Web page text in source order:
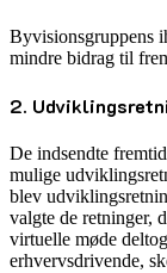
Byvisionsgruppens
mindre bidrag til
2.
De indsendte
mulige
blev
valgte de retninger,
virtuelle møde
erhvervsdrivende,